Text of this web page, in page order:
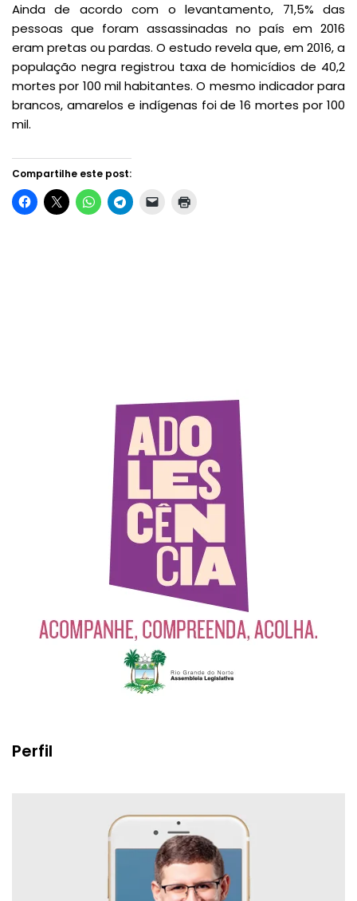
Ainda de acordo com o levantamento, 71,5% das
pessoas que foram assassinadas no país em 2016
eram pretas ou pardas. O estudo revela que, em 2016, a
população negra registrou taxa de homicídios de 40,2
mortes por 100 mil habitantes. O mesmo indicador para
brancos, amarelos e indígenas foi de 16 mortes por 100
mil.
Compartilhe este post:
Perfil